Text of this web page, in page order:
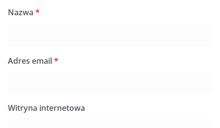
Nazwa *
Adres email*
Witryna internetowa